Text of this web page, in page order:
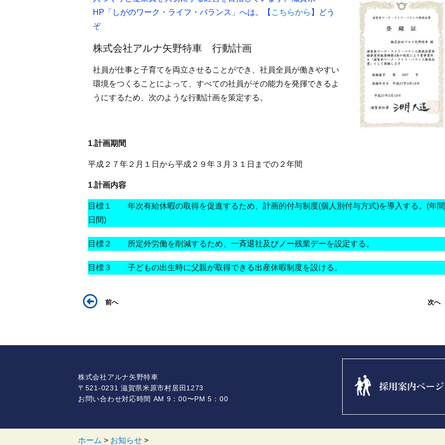
HP「しがのワーク・ライフ・バランス」へは。【 こちらから 】どう
ぞ
株式会社アルナ矢野特車 行動計画
社員が仕事と子育てを両立させることができ、社員全員が働きやすい
環境をつくることによって、すべての社員がその能力を発揮できるよ
うにするため、次のような行動計画を策定する。
1.計画期間
平成２７年２月１日から平成２９年３月３１日までの２年間
1.計画内容
目標１ 年次有給休暇の取得を促進するため、計画的付与制度(個人別付与方式)を導入する。(年
日間)
目標２ 所定外労働を削減するため、一斉退社及びノー残業デーを設定する。
目標３ 子どもの出生時に父親が取得できる出産休暇制度を設ける。
前へ 次へ
株式会社アルナ矢野特車
〒521-0231 滋賀県米原市村居田1273
お問い合わせ対応時間 AM 9：00〜PM 5：00
ホーム > お知らせ >